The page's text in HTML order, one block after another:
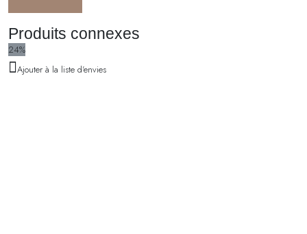
Produits connexes
24%
Ajouter à la liste d'envies